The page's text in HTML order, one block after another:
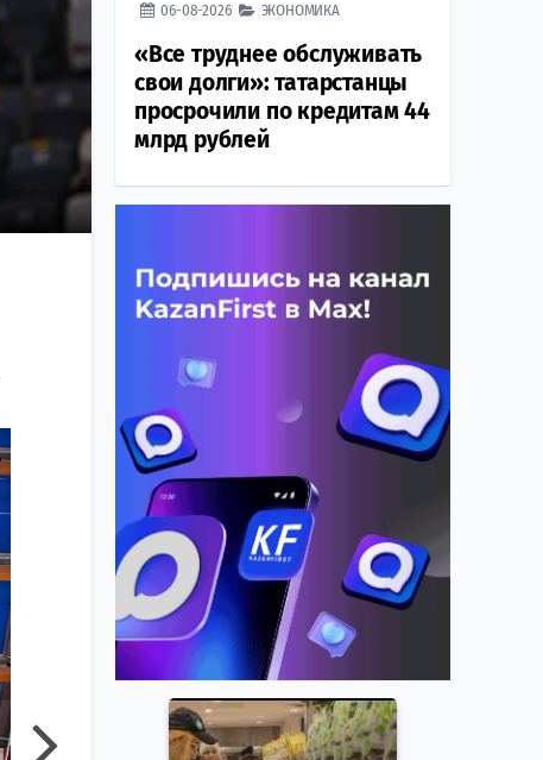
06-08-2026 ЭКОНОМИКА
«Все труднее обслуживать
свои долги»: татарстанцы
просрочили по кредитам 44
млрд рублей